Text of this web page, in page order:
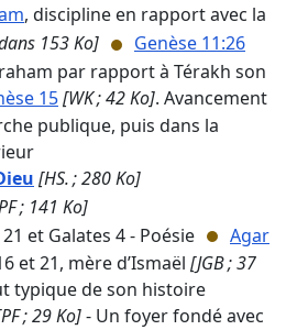
, discipline en rapport avec la
153 Ko]
Genèse 11:26
par rapport à Térakh son
15[WK ; 42 Ko]. Avancement
publique, puis dans la
[HS. ; 280 Ko]
; 141 Ko]
et Galates 4 - Poésie
Agar
et 21, mère d’Ismaël [JGB ; 37
typique de son histoire
; 29 Ko]- Un foyer fondé avec